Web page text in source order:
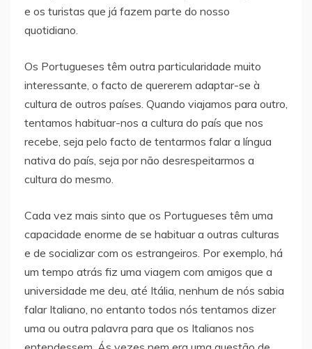
e os turistas que já fazem parte do nosso
quotidiano.
Os Portugueses têm outra particularidade muito
interessante, o facto de quererem adaptar-se à
cultura de outros países. Quando viajamos para outro,
tentamos habituar-nos a cultura do país que nos
recebe, seja pelo facto de tentarmos falar a língua
nativa do país, seja por não desrespeitarmos a
cultura do mesmo.
Cada vez mais sinto que os Portugueses têm uma
capacidade enorme de se habituar a outras culturas
e de socializar com os estrangeiros. Por exemplo, há
um tempo atrás fiz uma viagem com amigos que a
universidade me deu, até Itália, nenhum de nós sabia
falar Italiano, no entanto todos nós tentamos dizer
uma ou outra palavra para que os Italianos nos